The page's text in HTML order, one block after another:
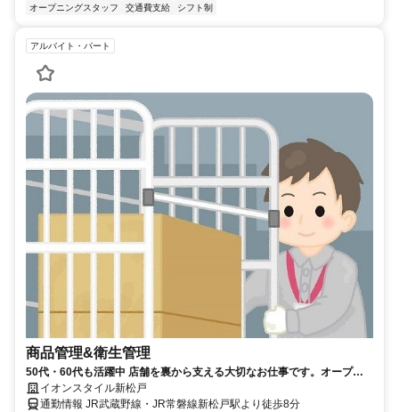
オープニングスタッフ
交通費支給 シフト制
アルバイト・パート
商品管理&衛生管理
50代・60代も活躍中 店舗を裏から支える大切なお仕事です。オープン
したばかりのお店で働きませんか？
イオンスタイル新松戸
通勤情報 JR武蔵野線・JR常磐線新松戸駅より徒歩8分